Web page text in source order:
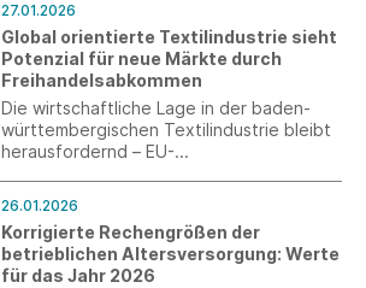
ratifiziert werden.
27.01.2026
Global orientierte Textilindustrie sieht
Potenzial für neue Märkte durch
Freihandelsabkommen
Die wirtschaftliche Lage in der baden-
württembergischen Textilindustrie bleibt
herausfordernd – EU-
nicht ausgebremst werden.
26.01.2026
Korrigierte Rechengrößen der
betrieblichen Altersversorgung: Werte
für das Jahr 2026